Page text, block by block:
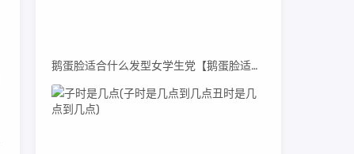
鹅蛋脸适合什么发型女学生党【鹅蛋脸适合什么发型】